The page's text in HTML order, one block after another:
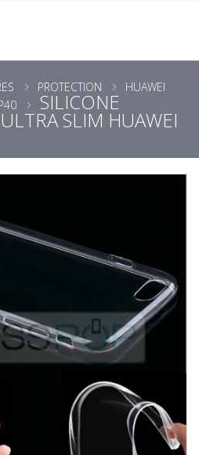
PROTECTION
HUAWEI
SILICONE
SLIM HUAWEI